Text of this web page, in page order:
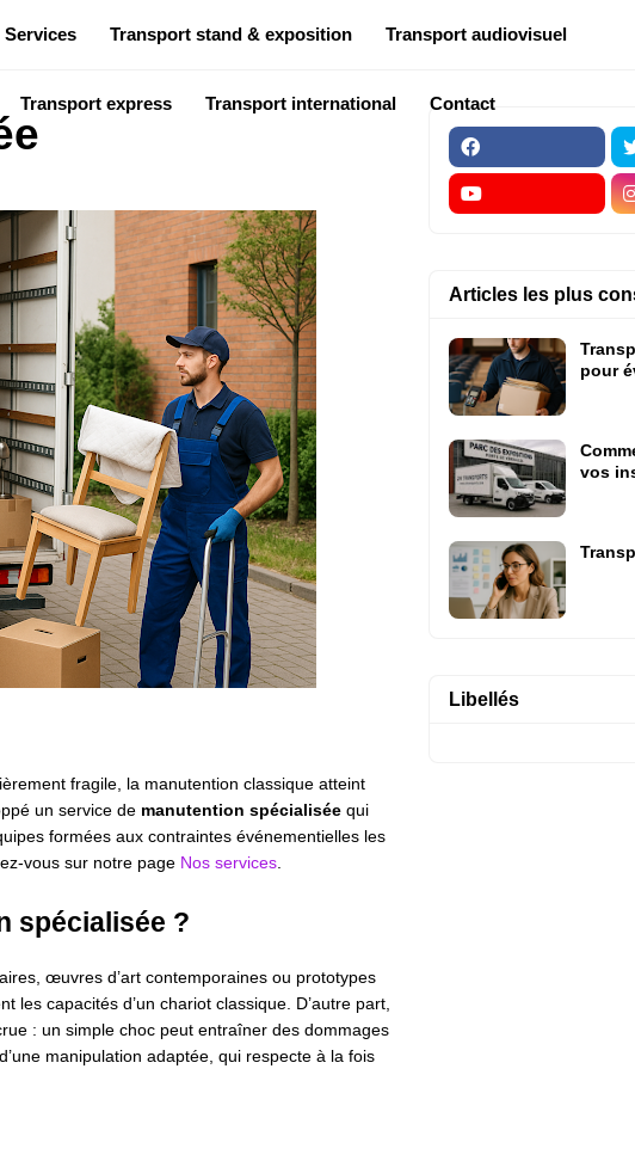
Services Transport stand & exposition Transport audiovisuel
Transport express Transport international Contact
fragile, la manutention classique atteint
un service de manutention spécialisée qui
formées aux contraintes événementielles les
vous sur notre page Nos services
spécialisée ?
œuvres d’art contemporaines ou prototypes
capacités d’un chariot classique. D’autre part,
: un simple choc peut entraîner des dommages
manipulation adaptée, qui respecte à la fois
Articles les plus
pour
vos
Libellés